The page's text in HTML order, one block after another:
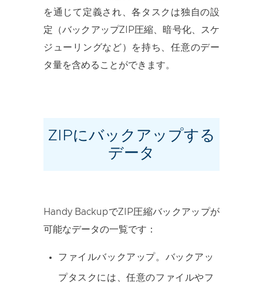
を通じて定義され、各タスクは独自の設
定（バックアップZIP圧縮、暗号化、スケ
ジューリングなど）を持ち、任意のデー
タ量を含めることができます。
ZIPにバックアップする
データ
Handy BackupでZIP圧縮バックアップが
可能なデータの一覧です：
ファイルバックアップ。バックアッ
プタスクには、任意のファイルやフ